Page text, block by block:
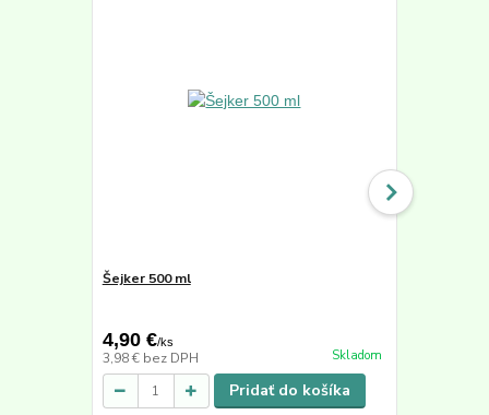
Šejker 500 ml
4,90 €/ks
3,98 € bez DPH Skladom
Pridať do košíka